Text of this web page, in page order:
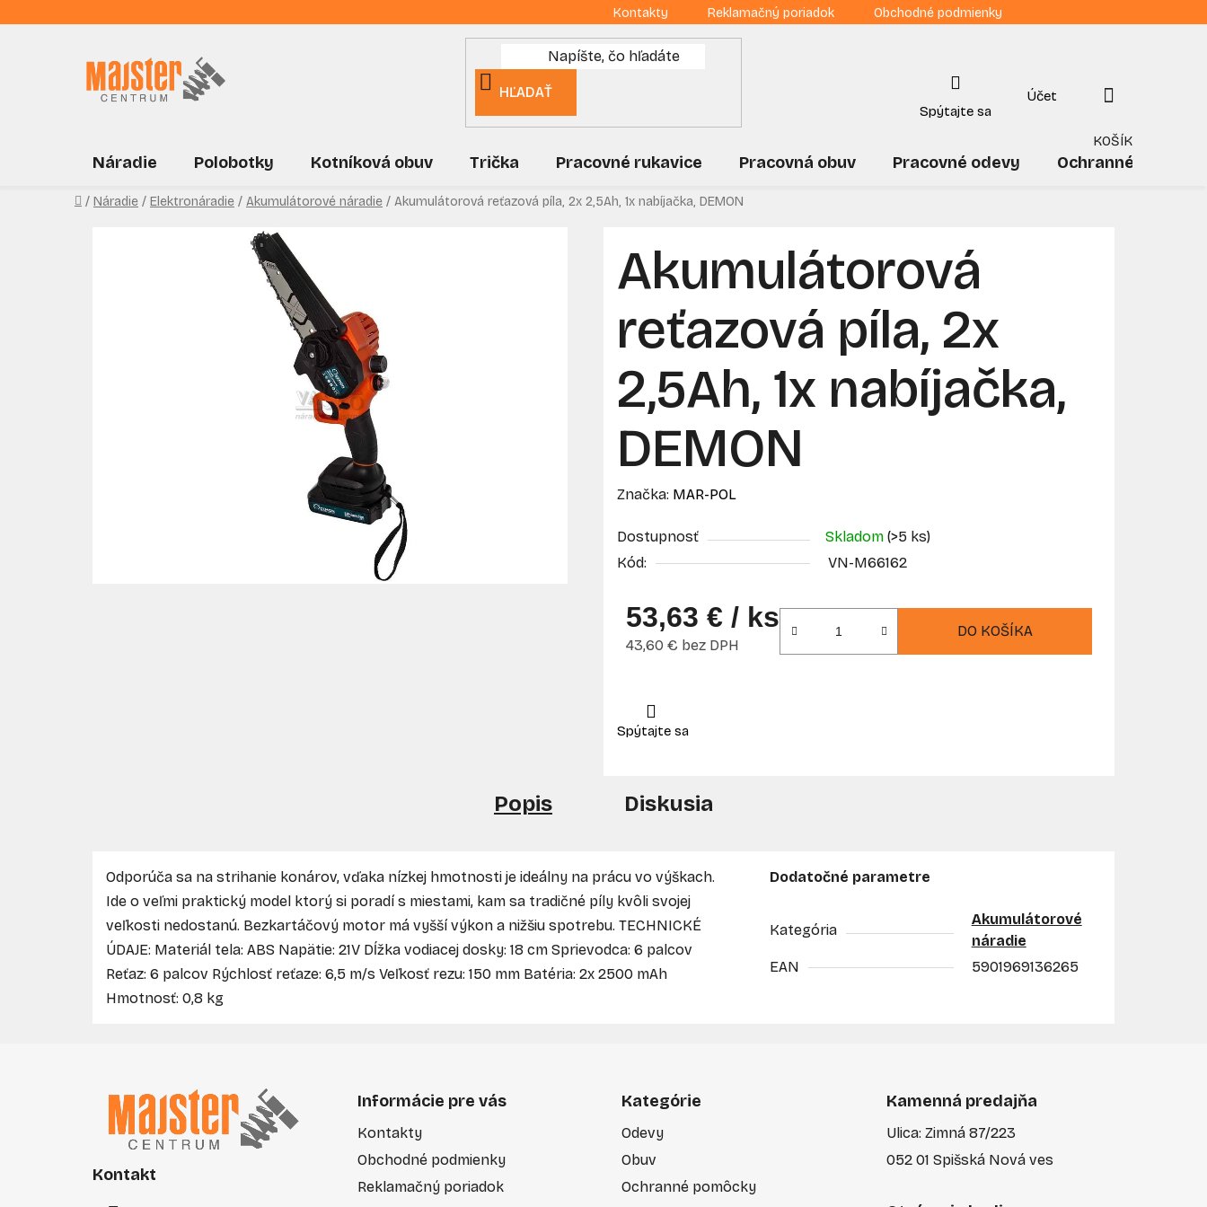
na
Kontakty Reklamačný poriadok Obchodné podmienky
HĽADAŤ
NÁKUPNÝ
KOŠÍK
Náradie Polobotky Kotníková obuv Trička Pracovné rukavice Pracovná obuv Pracovné odevy Ochranné
Domov
/ Náradie / Elektronáradie / Akumulátorové náradie / Akumulátorová reťazová píla, 2x 2,5Ah, 1x nabíjačka, DEMON
Akumulátorová
reťazová píla, 2x
2,5Ah, 1x nabíjačka,
DEMON
Značka: MAR-POL
Dostupnosť Skladom (>5 ks)
Kód:
VN-M66162
53,63 € / ks
43,60 € bez DPH
DO KOŠÍKA
Popis Diskusia
Odporúča sa na strihanie konárov, vďaka nízkej hmotnosti je ideálny na prácu vo výškach.
Ide o veľmi praktický model ktorý si poradí s miestami, kam sa tradičné píly kvôli svojej
veľkosti nedostanú. Bezkartáčový motor má vyšší výkon a nižšiu spotrebu. TECHNICKÉ
ÚDAJE: Materiál tela: ABS Napätie: 21V Dĺžka vodiacej dosky: 18 cm Sprievodca: 6 palcov
Reťaz: 6 palcov Rýchlosť reťaze: 6,5 m/s Veľkosť rezu: 150 mm Batéria: 2x 2500 mAh
Hmotnosť: 0,8 kg
Dodatočné parametre
Kategória
Akumulátorové
náradie
EAN
5901969136265
Kontakt
Informácie pre vás
Kontakty
Obchodné podmienky
Reklamačný poriadok
Kategórie
Odevy
Obuv
Ochranné pomôcky
Kamenná predajňa
Ulica: Zimná 87/223
052 01 Spišská Nová ves